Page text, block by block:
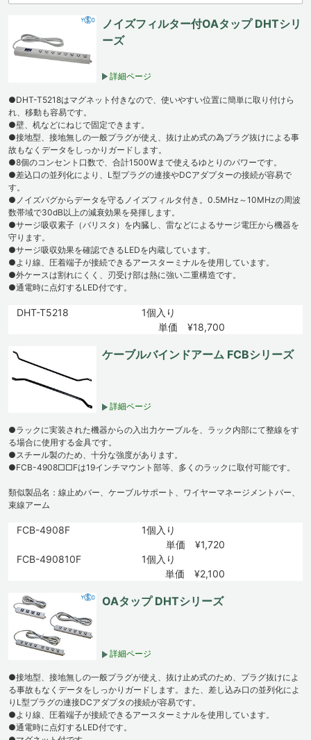
ノイズフィルター付OAタップ DHTシリ
ーズ
詳細ページ
●DHT-T5218はマグネット付きなので、使いやすい位置に簡単に取り付けら
れ、移動も容易です。
●壁、机などにねじで固定できます。
●接地型、接地無しの一般プラグが使え、抜け止め式の為プラグ抜けによる事
故もなくデータをしっかりガードします。
●8個のコンセント口数で、合計1500Wまで使えるゆとりのパワーです。
●差込口の並列化により、L型プラグの連接やDCアダプターの接続が容易で
す。
●ノイズバグからデータを守るノイズフィルタ付き。0.5MHz～10MHzの周波
数帯域で30dB以上の減衰効果を発揮します。
●サージ吸収素子（バリスタ）を内臓し、雷などによるサージ電圧から機器を
守ります。
●サージ吸収効果を確認できるLEDを内蔵しています。
●より線、圧着端子が接続できるアースターミナルを使用しています。
●外ケースは割れにくく、刃受け部は熱に強い二重構造です。
●通電時に点灯するLED付です。
DHT-T5218
1個入り
単価 ¥18,700
ケーブルバインドアーム FCBシリーズ
詳細ページ
●ラックに実装された機器からの入出力ケーブルを、ラック内部にて整線をす
る場合に使用する金具です。
●スチール製のため、十分な強度があります。
●FCB-4908□□Fは19インチマウント部等、多くのラックに取付可能です。
類似製品名：線止めバー、ケーブルサポート、ワイヤーマネージメントバー、
束線アーム
FCB-4908F
1個入り
単価 ¥1,720
FCB-490810F
1個入り
単価 ¥2,100
OAタップ DHTシリーズ
詳細ページ
●接地型、接地無しの一般プラグが使え、抜け止め式のため、プラグ抜けによ
る事故もなくデータをしっかりガードします。また、差し込み口の並列化によ
りL型プラグの連接DCアダプタの接続が容易です。
●より線、圧着端子が接続できるアースターミナルを使用しています。
●通電時に点灯するLED付です。